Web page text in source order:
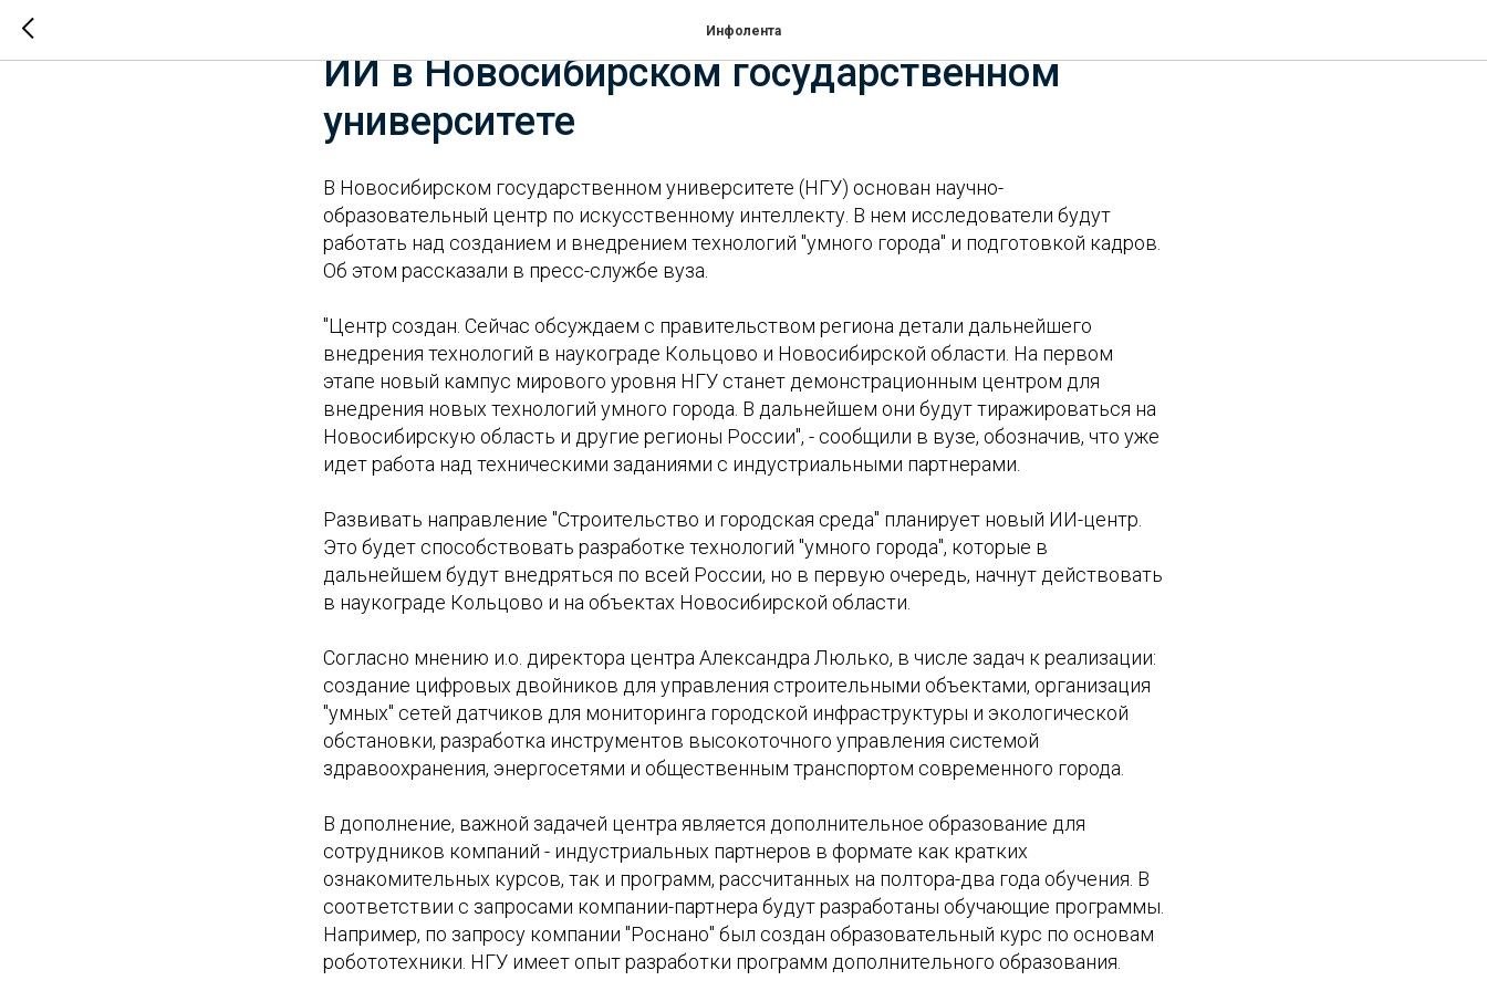
Инфолента
Создан научно-образовательный центр по
ИИ в Новосибирском государственном
университете
В Новосибирском государственном университете (НГУ) основан научно-
образовательный центр по искусственному интеллекту. В нем исследователи будут
работать над созданием и внедрением технологий "умного города" и подготовкой кадров.
Об этом рассказали в пресс-службе вуза.
"Центр создан. Сейчас обсуждаем с правительством региона детали дальнейшего
внедрения технологий в наукограде Кольцово и Новосибирской области. На первом
этапе новый кампус мирового уровня НГУ станет демонстрационным центром для
внедрения новых технологий умного города. В дальнейшем они будут тиражироваться на
Новосибирскую область и другие регионы России", - сообщили в вузе, обозначив, что уже
идет работа над техническими заданиями с индустриальными партнерами.
Развивать направление "Строительство и городская среда" планирует новый ИИ-центр.
Это будет способствовать разработке технологий "умного города", которые в
дальнейшем будут внедряться по всей России, но в первую очередь, начнут действовать
в наукограде Кольцово и на объектах Новосибирской области.
Согласно мнению и.о. директора центра Александра Люлько, в числе задач к реализации:
создание цифровых двойников для управления строительными объектами, организация
"умных" сетей датчиков для мониторинга городской инфраструктуры и экологической
обстановки, разработка инструментов высокоточного управления системой
здравоохранения, энергосетями и общественным транспортом современного города.
В дополнение, важной задачей центра является дополнительное образование для
сотрудников компаний - индустриальных партнеров в формате как кратких
ознакомительных курсов, так и программ, рассчитанных на полтора-два года обучения. В
соответствии с запросами компании-партнера будут разработаны обучающие программы.
Например, по запросу компании "Роснано" был создан образовательный курс по основам
робототехники. НГУ имеет опыт разработки программ дополнительного образования.